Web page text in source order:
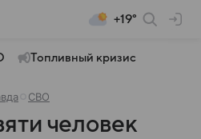
+19°
Топливный кризис
СВО
человек